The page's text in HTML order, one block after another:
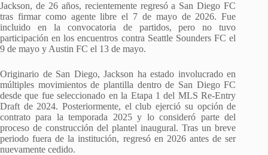
Jackson, de 26 años, recientemente regresó a San Diego FC
tras firmar como agente libre el 7 de mayo de 2026. Fue
incluido en la convocatoria de partidos, pero no tuvo
participación en los encuentros contra Seattle Sounders FC el
9 de mayo y Austin FC el 13 de mayo.
Originario de San Diego, Jackson ha estado involucrado en
múltiples movimientos de plantilla dentro de San Diego FC
desde que fue seleccionado en la Etapa 1 del MLS Re-Entry
Draft de 2024. Posteriormente, el club ejerció su opción de
contrato para la temporada 2025 y lo consideró parte del
proceso de construcción del plantel inaugural. Tras un breve
periodo fuera de la institución, regresó en 2026 antes de ser
nuevamente cedido.